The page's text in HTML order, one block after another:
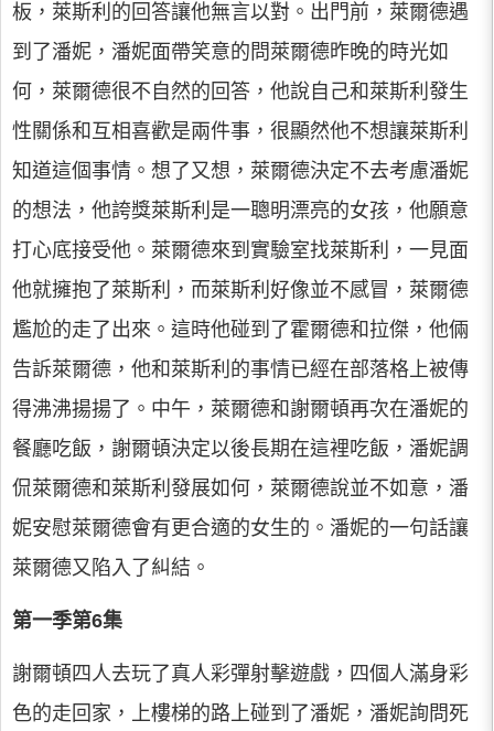
板，萊斯利的回答讓他無言以對。出門前，萊爾德遇
到了潘妮，潘妮面帶笑意的問萊爾德昨晚的時光如
何，萊爾德很不自然的回答，他說自己和萊斯利發生
性關係和互相喜歡是兩件事，很顯然他不想讓萊斯利
知道這個事情。想了又想，萊爾德決定不去考慮潘妮
的想法，他誇獎萊斯利是一聰明漂亮的女孩，他願意
打心底接受他。萊爾德來到實驗室找萊斯利，一見面
他就擁抱了萊斯利，而萊斯利好像並不感冒，萊爾德
尷尬的走了出來。這時他碰到了霍爾德和拉傑，他倆
告訴萊爾德，他和萊斯利的事情已經在部落格上被傳
得沸沸揚揚了。中午，萊爾德和謝爾頓再次在潘妮的
餐廳吃飯，謝爾頓決定以後長期在這裡吃飯，潘妮調
侃萊爾德和萊斯利發展如何，萊爾德說並不如意，潘
妮安慰萊爾德會有更合適的女生的。潘妮的一句話讓
萊爾德又陷入了糾結。
第一季第6集
謝爾頓四人去玩了真人彩彈射擊遊戲，四個人滿身彩
色的走回家，上樓梯的路上碰到了潘妮，潘妮詢問死